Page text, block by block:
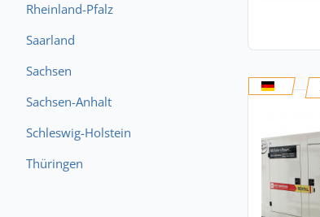
Rheinland-Pfalz
Saarland
Sachsen
Sachsen-Anhalt
Schleswig-Holstein
Thüringen